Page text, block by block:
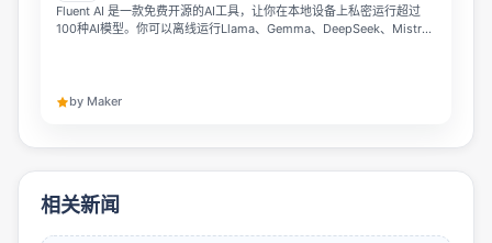
Fluent AI 是一款免费开源的AI工具，让你在本地设备上私密运行超过
100种AI模型。你可以离线运行Llama、Gemma、DeepSeek、Mistral
by Maker
相关新闻